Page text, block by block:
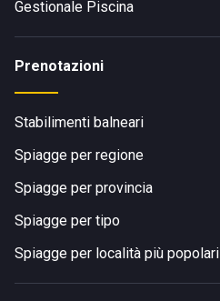
Gestionale Piscina
Prenotazioni
Stabilimenti balneari
Spiagge per regione
Spiagge per provincia
Spiagge per tipo
Spiagge per località più popolari